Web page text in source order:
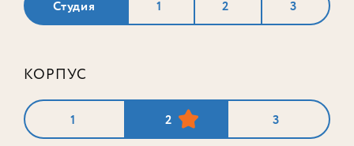
Студия 1 2 3
КОРПУС
1 2 3